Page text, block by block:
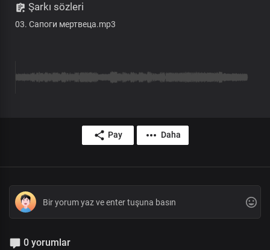
Şarkı sözleri
03. Сапоги мертвеца.mp3
Pay Daha
0 yorumlar